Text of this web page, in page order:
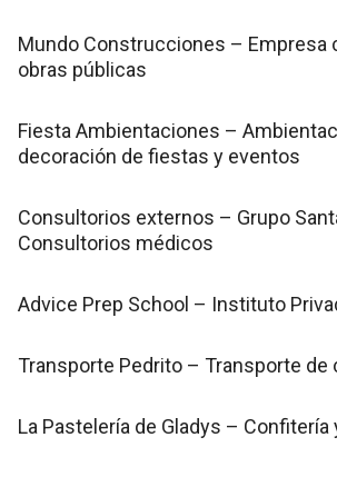
Mundo Construcciones – Empresa
obras públicas
Fiesta Ambientaciones –
decoración de fiestas y eventos
Consultorios externos – Grupo
Consultorios médicos
Advice Prep School – Instituto
Transporte Pedrito – Transporte de
La Pastelería de Gladys – Confitería